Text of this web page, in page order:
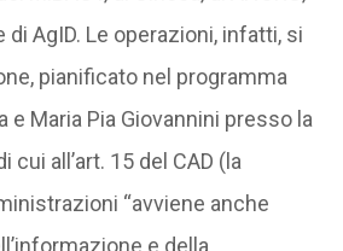
AgID. Le operazioni, infatti, si
pianificato nel programma
e Maria Pia Giovannini presso la
cui all’art. 15 del CAD (la
“avviene anche
e della